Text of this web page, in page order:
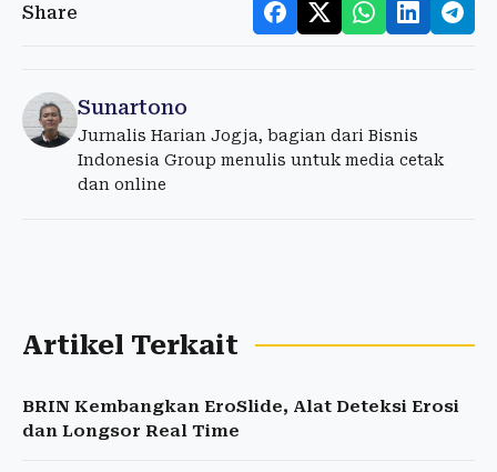
Share
Sunartono
Jurnalis Harian Jogja, bagian dari Bisnis
Indonesia Group menulis untuk media cetak
dan online
Artikel Terkait
BRIN Kembangkan EroSlide, Alat Deteksi Erosi
dan Longsor Real Time